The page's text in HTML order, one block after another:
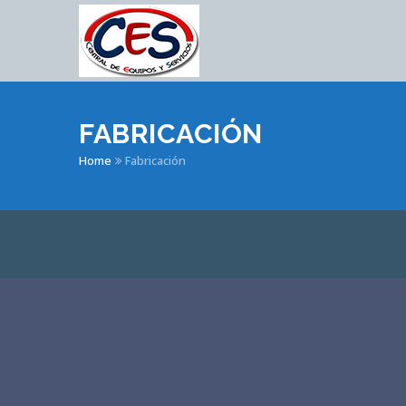
FABRICACIÓN
Home Fabricación